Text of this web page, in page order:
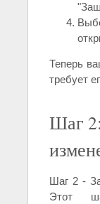
Теперь
требует
Шаг
Шаг 2 -
Этот